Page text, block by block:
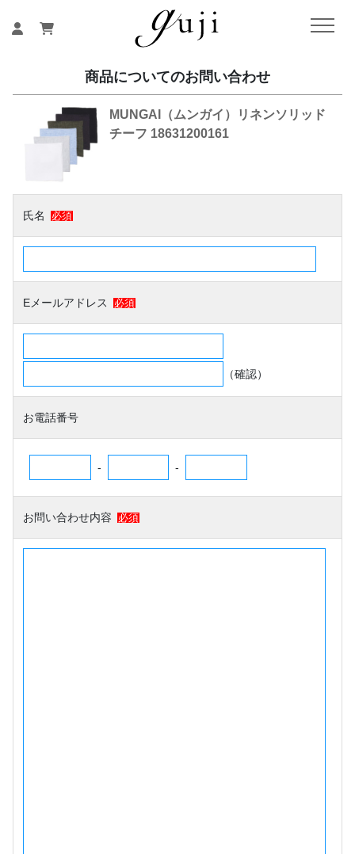
商品についてのお問い合わせ
MUNGAI（ムンガイ）リネンソリッド
チーフ 18631200161
氏名 必須
Eメールアドレス 必須
（確認）
お電話番号
- -
お問い合わせ内容 必須